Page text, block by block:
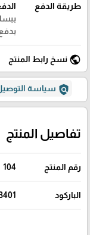
طريقة الدفع
public نسخ رابط المنتج
policy سياسة
تفاصيل المنتج
رقم المنتج 104
الباركود -70